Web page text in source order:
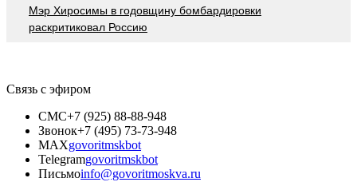
Мэр Хиросимы в годовщину бомбардировки
раскритиковал Россию
Связь с эфиром
СМС+7 (925) 88-88-948
Звонок+7 (495) 73-73-948
MAXgovoritmskbot
Telegramgovoritmskbot
Письмоinfo@govoritmoskva.ru